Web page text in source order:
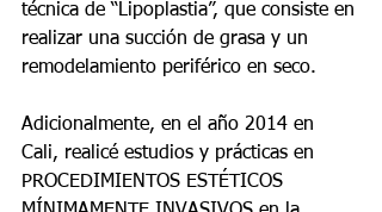
técnica de “Lipoplastia”, que consiste en
realizar una succión de grasa y un
remodelamiento periférico en seco.
Adicionalmente, en el año 2014 en
Cali, realicé estudios y prácticas en
PROCEDIMIENTOS ESTÉTICOS